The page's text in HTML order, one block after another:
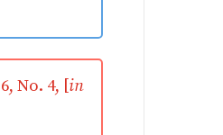
No. 4, [in